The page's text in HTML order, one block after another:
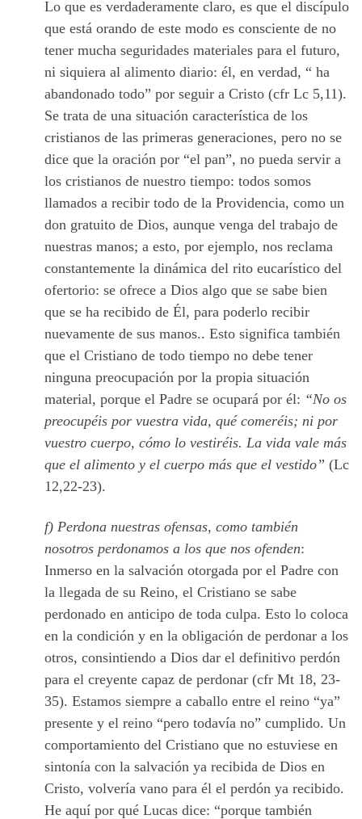
Lo que es verdaderamente claro, es que el discípulo
que está orando de este modo es consciente de no
tener mucha seguridades materiales para el futuro,
ni siquiera al alimento diario: él, en verdad, “ ha
abandonado todo” por seguir a Cristo (cfr Lc 5,11).
Se trata de una situación característica de los
cristianos de las primeras generaciones, pero no se
dice que la oración por “el pan”, no pueda servir a
los cristianos de nuestro tiempo: todos somos
llamados a recibir todo de la Providencia, como un
don gratuito de Dios, aunque venga del trabajo de
nuestras manos; a esto, por ejemplo, nos reclama
constantemente la dinámica del rito eucarístico del
ofertorio: se ofrece a Dios algo que se sabe bien
que se ha recibido de Él, para poderlo recibir
nuevamente de sus manos.. Esto significa también
que el Cristiano de todo tiempo no debe tener
ninguna preocupación por la propia situación
material, porque el Padre se ocupará por él: “No os
preocupéis por vuestra vida, qué comeréis; ni por
vuestro cuerpo, cómo lo vestiréis. La vida vale más
que el alimento y el cuerpo más que el vestido” (Lc
12,22-23).
f) Perdona nuestras ofensas, como también
nosotros perdonamos a los que nos ofenden:
Inmerso en la salvación otorgada por el Padre con
la llegada de su Reino, el Cristiano se sabe
perdonado en anticipo de toda culpa. Esto lo coloca
en la condición y en la obligación de perdonar a los
otros, consintiendo a Dios dar el definitivo perdón
para el creyente capaz de perdonar (cfr Mt 18, 23-
35). Estamos siempre a caballo entre el reino “ya”
presente y el reino “pero todavía no” cumplido. Un
comportamiento del Cristiano que no estuviese en
sintonía con la salvación ya recibida de Dios en
Cristo, volvería vano para él el perdón ya recibido.
He aquí por qué Lucas dice: “porque también